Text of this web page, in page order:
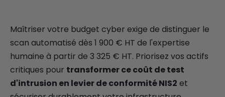
Maîtriser votre budget cyber exige de distinguer le
scan automatisé dès 1 900 € HT de l'expertise
humaine à partir de 3 325 € HT. Priorisez vos actifs
critiques pour transformer ce coût de test
d'intrusion en levier de conformité NIS2 et